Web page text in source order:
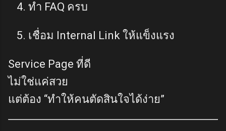
ทำ FAQ ครบ
เชื่อม Internal Link ให้แข็งแรง
Service Page ที่ดี
ไม่ใช่แค่สวย
แต่ต้อง “ทำให้คนตัดสินใจได้ง่าย”